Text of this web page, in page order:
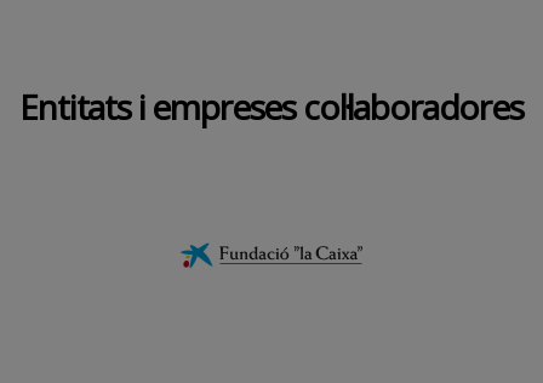
Entitats i empreses col·laboradores